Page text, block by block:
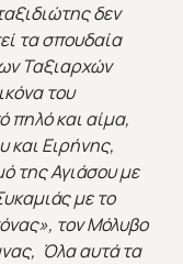
δεν
τα σπουδαία
Ταξιαρχών
του
πηλό και αίμα,
και Ειρήνης,
της Αγιάσου με
με το
τον Μόλυβο
Όλα αυτά τα